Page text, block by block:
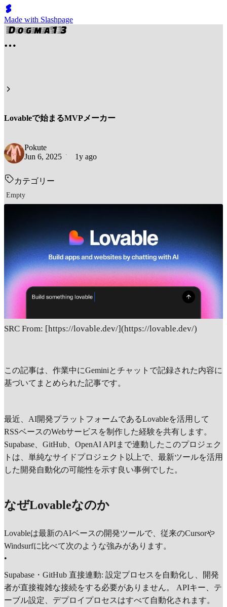
Made with Slashpage
Lovableで始まるMVPメーカー
Pokute
Jun 6, 2025
1y ago
カテゴリー
Empty
SRC From: [https://lovable.dev/](https://lovable.dev/)
この記事は、作業中にGeminiとチャットで記録された内容に
基づいてまとめられた記事です。
最近、AI開発プラットフォームであるLovableを活用して
RSSベースのWebサービスを制作した経験を共有します。
Supabase、GitHub、OpenAI APIまで連動したこのプロジェク
トは、単純なサイドプロジェクト以上で、最新ツールを活用
した開発自動化の可能性を示す良い事例でした。
なぜLovableなのか
Lovableは最新のAIベースの開発ツールで、従来のCursorや
Windsurfに比べて次のような強みがあります。
•
Supabase・GitHub 直接連動: 設定プロセスを自動化し、開発
者が直接複雑な接続をする必要がありません。 APIキー、テ
ーブル設定、デプロイプロセスはすべて自動化されます。